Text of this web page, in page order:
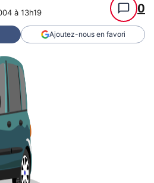
à 13h19 0
Ajoutez-nous en favori